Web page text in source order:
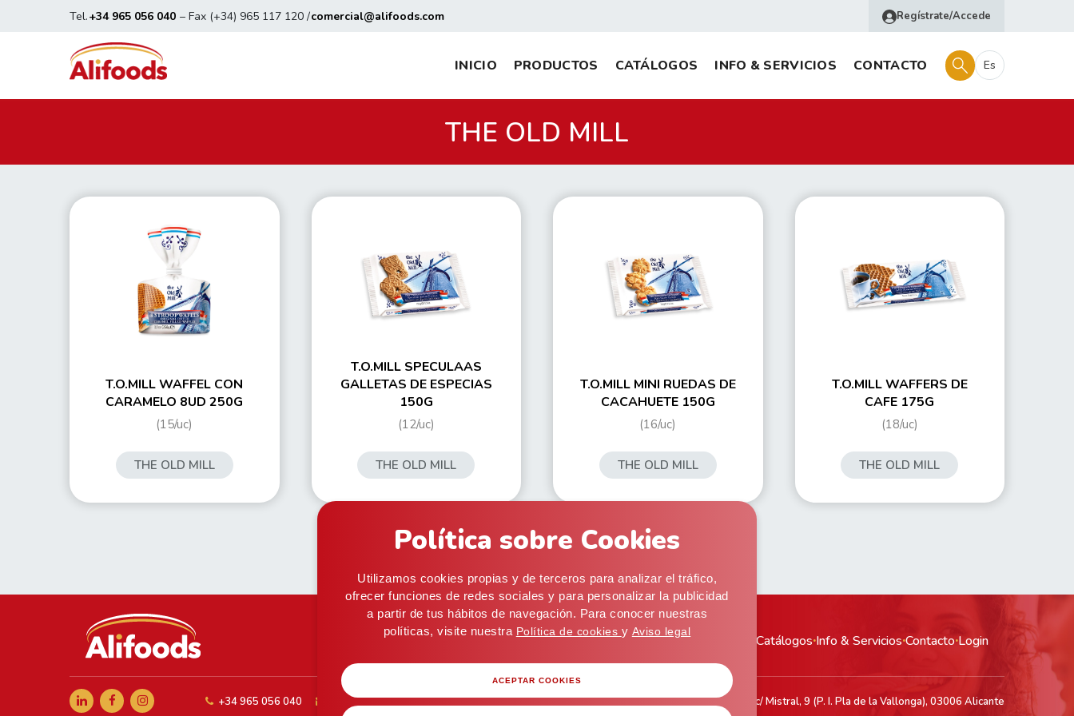
Política sobre Cookies
Utilizamos cookies propias y de terceros para analizar el tráfico,
ofrecer funciones de redes sociales y para personalizar la publicidad
a partir de tus hábitos de navegación. Para conocer nuestras
políticas, visite nuestra Política de cookies y Aviso legal
ACEPTAR COOKIES
Tel.+34 965 056 040 – Fax (+34) 965 117 120 /comercial@alifoods.com Regístrate/Accede
INICIO PRODUCTOS CATÁLOGOS INFO & SERVICIOS CONTACTO Es
THE OLD MILL
T.O.MILL WAFFEL CON
CARAMELO 8UD 250G
(15/uc)
THE OLD MILL
T.O.MILL SPECULAAS
GALLETAS DE ESPECIAS
150G
(12/uc)
THE OLD MILL
T.O.MILL MINI RUEDAS DE
CACAHUETE 150G
(16/uc)
THE OLD MILL
T.O.MILL WAFFERS DE
CAFE 175G
(18/uc)
THE OLD MILL
Inicio Catálogos·Info & Servicios·Contacto·Login
+34 965 056 040 comercial@alifoods.com C/ Artes Graficas, 5, 03008 Alicante (ESPAÑA) · Almacén: c/ Mistral, 9 (P. I. Pla de la Vallonga), 03006 Alicante